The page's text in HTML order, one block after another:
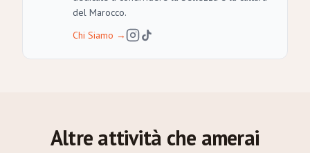
del Marocco.
Chi Siamo →
Altre attività che amerai